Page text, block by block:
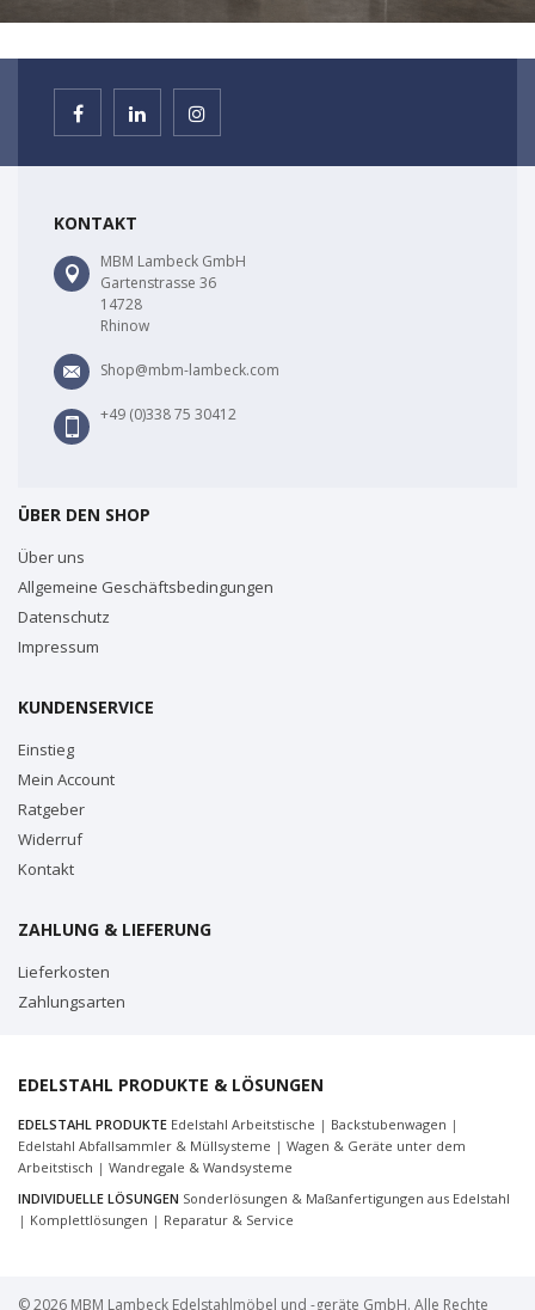
KONTAKT
MBM Lambeck GmbH
Gartenstrasse 36
14728
Rhinow
Shop@mbm-lambeck.com
+49 (0)338 75 30412
ÜBER DEN SHOP
Über uns
Allgemeine Geschäftsbedingungen
Datenschutz
Impressum
KUNDENSERVICE
Einstieg
Mein Account
Ratgeber
Widerruf
Kontakt
ZAHLUNG & LIEFERUNG
Lieferkosten
Zahlungsarten
EDELSTAHL PRODUKTE & LÖSUNGEN
EDELSTAHL PRODUKTE Edelstahl Arbeitstische | Backstubenwagen |
Edelstahl Abfallsammler & Müllsysteme | Wagen & Geräte unter dem
Arbeitstisch | Wandregale & Wandsysteme
INDIVIDUELLE LÖSUNGEN Sonderlösungen & Maßanfertigungen aus Edelstahl
| Komplettlösungen | Reparatur & Service
© 2026 MBM Lambeck Edelstahlmöbel und -geräte GmbH. Alle Rechte